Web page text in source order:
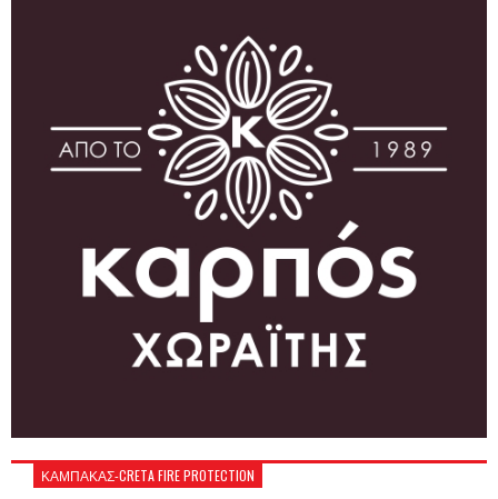
ΚΑΜΠΑΚΑΣ-CRETA FIRE PROTECTION